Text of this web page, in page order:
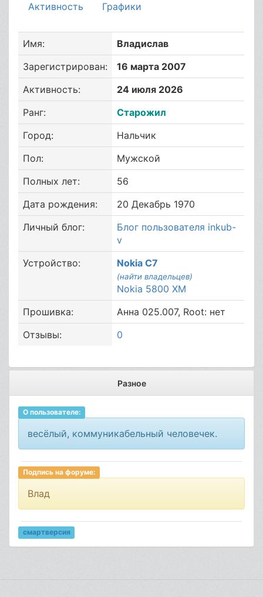
Активность Графики
Имя:
Владислав
Зарегистрирован:
16 марта 2007
Активность:
24 июля 2026
Ранг:
Старожил
Город:
Нальчик
Пол:
Мужской
Полных лет:
56
Дата рождения:
20 Декабрь 1970
Личный блог:
Блог пользователя inkub-
v
Устройство:
Nokia C7
(найти владельцев)
Nokia 5800 XM
Прошивка:
Анна 025.007, Root: нет
Отзывы:
0
Разное
О пользователе:
весёлый, коммуникабельный человечек.
Подпись на форуме:
Влад
смартверсия